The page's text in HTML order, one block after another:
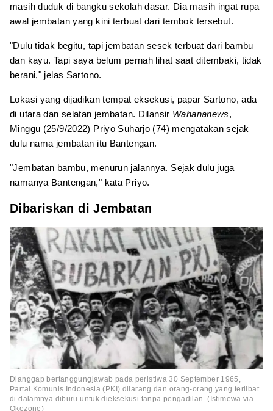
masih duduk di bangku sekolah dasar. Dia masih ingat rupa
awal jembatan yang kini terbuat dari tembok tersebut.
"Dulu tidak begitu, tapi jembatan sesek terbuat dari bambu
dan kayu. Tapi saya belum pernah lihat saat ditembaki, tidak
berani," jelas Sartono.
Lokasi yang dijadikan tempat eksekusi, papar Sartono, ada
di utara dan selatan jembatan. Dilansir Wahananews,
Minggu (25/9/2022) Priyo Suharjo (74) mengatakan sejak
dulu nama jembatan itu Bantengan.
"Jembatan bambu, menurun jalannya. Sejak dulu juga
namanya Bantengan," kata Priyo.
Dibariskan di Jembatan
Dianggap bertanggungjawab pada peristiwa 30 September 1965,
Partai Komunis Indonesia (PKI) dilarang dan orang-orang yang terlibat
di dalamnya diburu untuk dieksekusi tanpa pengadilan. (Istimewa via
Okezone)